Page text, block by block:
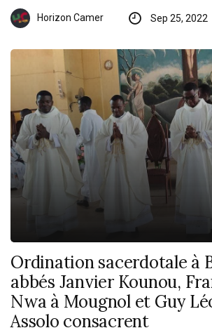
Horizon Camer Sep 25, 2022
Ordination sacerdotale à
abbés Janvier Kounou,
Nwa à Mougnol et Guy
Assolo consacrent